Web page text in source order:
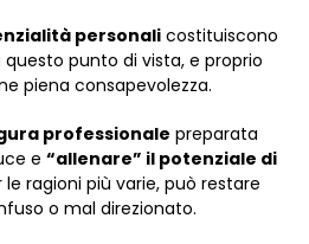
personali costituiscono
punto di vista, e proprio
piena consapevolezza.
professionale preparata
e “allenare” il potenziale di
le ragioni più varie, può restare
o mal direzionato.